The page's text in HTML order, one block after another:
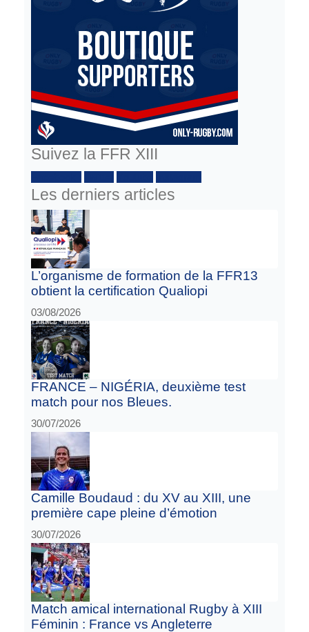
Suivez la FFR XIII
Les derniers articles
L’organisme de formation de la FFR13
obtient la certification Qualiopi
03/08/2026
FRANCE – NIGÉRIA, deuxième test
match pour nos Bleues.
30/07/2026
Camille Boudaud : du XV au XIII, une
première cape pleine d’émotion
30/07/2026
Match amical international Rugby à XIII
Féminin : France vs Angleterre